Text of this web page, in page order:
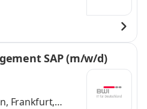
SAP (m/w/d)
Frankfurt,